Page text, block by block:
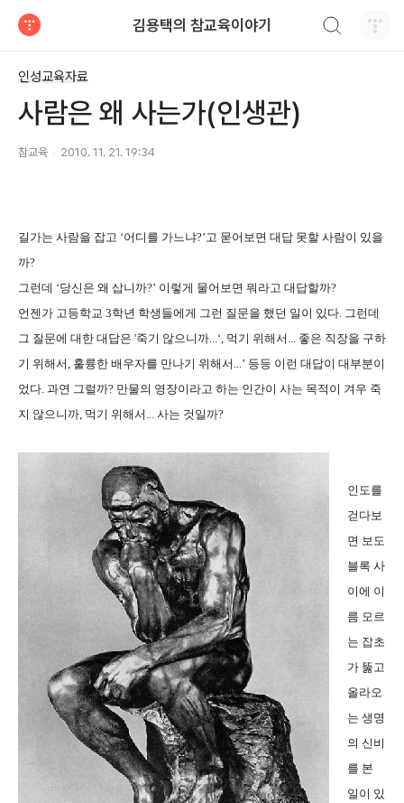
김용택의 참교육이야기
인성교육자료
사람은 왜 사는가(인생관)
참교육 2010. 11. 21. 19:34
길가는 사람을 잡고 ‘어디를 가느냐?’고 묻어보면 대답 못할 사람이 있을
까?
그런데 ‘당신은 왜 삽니까?’ 이렇게 물어보면 뭐라고 대답할까?
언젠가 고등학교 3학년 학생들에게 그런 질문을 했던 일이 있다. 그런데
그 질문에 대한 대답은 '죽기 않으니까...‘, 먹기 위해서... 좋은 직장을 구하
기 위해서, 훌륭한 배우자를 만나기 위해서...’ 등등 이런 대답이 대부분이
었다. 과연 그럴까? 만물의 영장이라고 하는 인간이 사는 목적이 겨우 죽
지 않으니까, 먹기 위해서... 사는 것일까?
인도를
걷다보
면 보도
블록 사
이에 이
름 모르
는 잡초
가 뚫고
올라오
는 생명
의 신비
를 본
일이 있